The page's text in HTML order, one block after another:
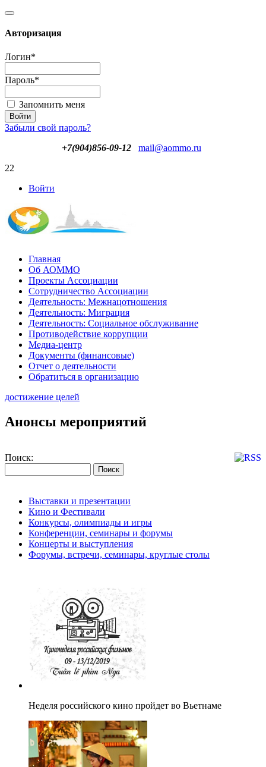
Авторизация
Логин*
Пароль*
Запомнить меня
Забыли свой пароль?
+7(904)856-09-12
mail@aommo.ru
22
Войти
Главная
Об АОММО
Проекты Ассоциации
Сотрудничество Ассоциации
Деятельность: Межнацотношения
Деятельность: Миграция
Деятельность: Социальное обслуживание
Противодействие коррупции
Медиа-центр
Документы (финансовые)
Отчет о деятельности
Обратиться в организацию
достижение целей
Анонсы мероприятий
Поиск:
Выставки и презентации
Кино и Фестивали
Конкурсы, олимпиады и игры
Конференции, семинары и форумы
Концерты и выступления
Форумы, встречи, семинары, круглые столы
Неделя российского кино пройдет во Вьетнаме